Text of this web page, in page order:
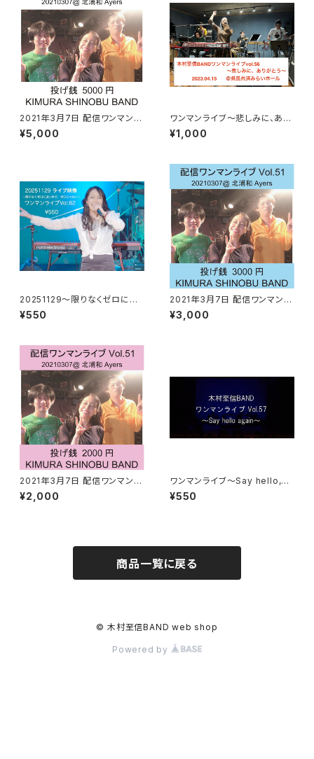
2021年3月7日 配信ワンマンラ
イブ 5000円
¥5,000
ワンマンライブ〜悲しみに、あり
がとう〜ライブ映像
¥1,000
20251129〜限りなくゼロに近
いけど、ゼロじゃない〜ワンマン
ライブ映像
¥550
2021年3月7日 配信ワンマンラ
イブ 3000円
¥3,000
2021年3月7日 配信ワンマンラ
イブ 2000円
¥2,000
ワンマンライブ〜Say hello,ag
ain〜ライブ映像
¥550
商品一覧に戻る
© 木村至信BAND web shop
Powered by